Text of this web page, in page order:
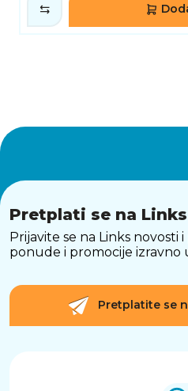
Pretplati se na
Prijavite se na Links novosti
ponude i promocije izravno
Pretplatite se